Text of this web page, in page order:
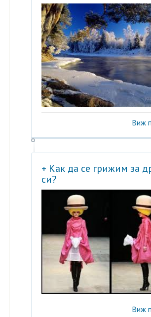
Виж
+ Как да се грижим за
си?
Виж